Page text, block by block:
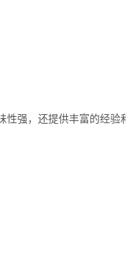
，还提供丰富的经验